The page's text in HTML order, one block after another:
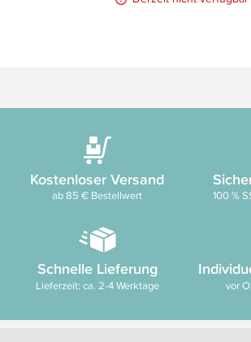
Kostenloser Versand
ab 85 € Bestellwert 100 %
Schnelle Lieferung
Lieferzeit: ca. 2-4 Werktage vor